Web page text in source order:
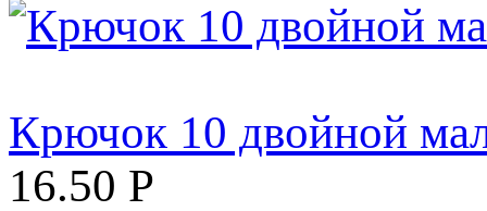
Крючок 10 двойной
16.50 Р